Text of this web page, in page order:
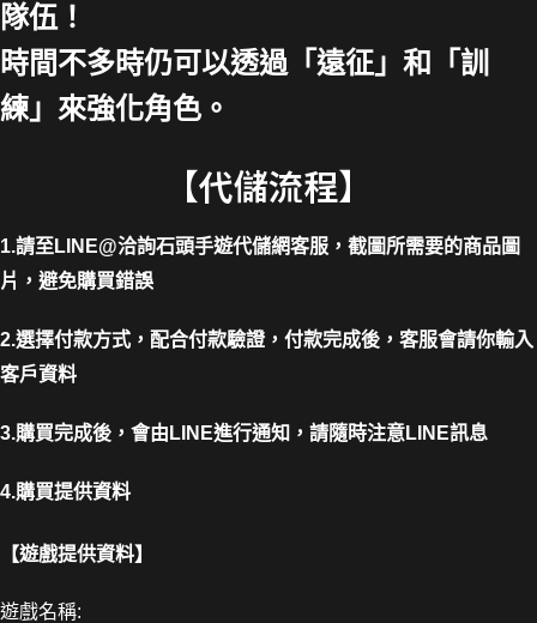
隊伍！
時間不多時仍可以透過「遠征」和「訓
練」來強化角色。
【代儲流程】
1.請至LINE@洽詢石頭手遊代儲網客服，截圖所需要的商品圖
片，避免購買錯誤
2.選擇付款方式，配合付款驗證，付款完成後，客服會請你輸入
客戶資料
3.購買完成後，會由LINE進行通知，請隨時注意LINE訊息
4.購買提供資料
【遊戲提供資料】
遊戲名稱: